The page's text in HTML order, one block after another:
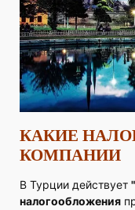
КАКИЕ
КОМПАНИИ
В Турции действует
налогообложения